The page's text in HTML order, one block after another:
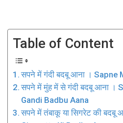
Table of Content
सपने में गंदी बदबू आना । Sapne
सपने में मुंह में से गंदी बदबू आना ।
Gandi Badbu Aana
सपने में तंबाकू या सिगरेट की बदबू